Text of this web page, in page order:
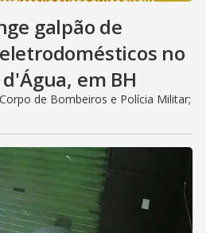
galpão de
no
em BH
de Bombeiros e Polícia Militar;